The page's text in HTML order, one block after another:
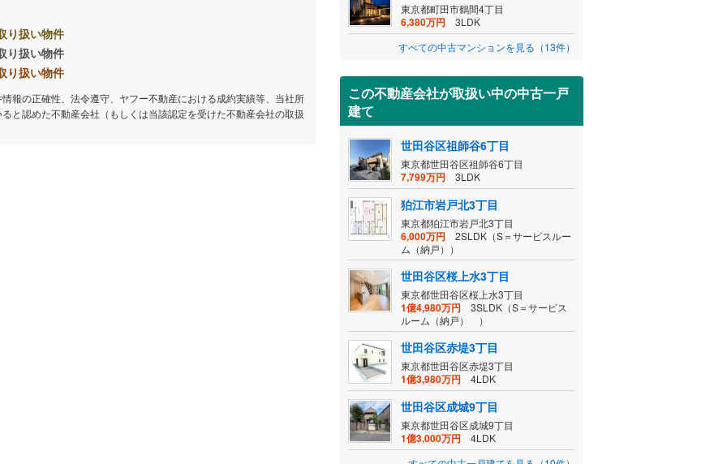
り扱い物件
り扱い物件
り扱い物件
報の正確性、法令遵守、ヤフー不動産における成約実績等、当社所
と認めた不動産会社（もしくは当該認定を受けた不動産会社の取扱
東京都町田市鶴間4丁目
6,380万円 3LDK
すべての中古マンションを見る（13件）
この不動産会社が取扱い中の中古一戸
建て
世田谷区祖師谷6丁目
東京都世田谷区祖師谷6丁目
7,799万円 3LDK
狛江市岩戸北3丁目
東京都狛江市岩戸北3丁目
6,000万円 2SLDK（S＝サービスルー
ム（納戸））
世田谷区桜上水3丁目
東京都世田谷区桜上水3丁目
1億4,980万円 3SLDK（S＝サービス
ルーム（納戸） ）
世田谷区赤堤3丁目
東京都世田谷区赤堤3丁目
1億3,980万円 4LDK
世田谷区成城9丁目
東京都世田谷区成城9丁目
1億3,000万円 4LDK